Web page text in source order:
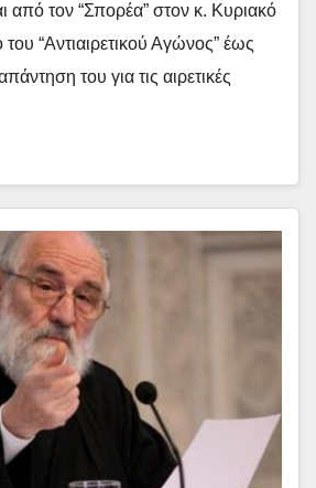
από τον “Σπορέα” στον κ. Κυριακό
“Αντιαιρετικού Αγώνος” έως
του για τις αιρετικές